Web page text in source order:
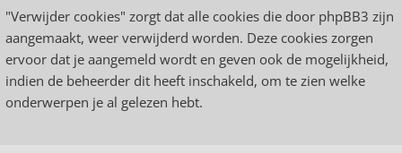
"Verwijder cookies" zorgt dat alle cookies die door phpBB3 zijn
aangemaakt, weer verwijderd worden. Deze cookies zorgen
ervoor dat je aangemeld wordt en geven ook de mogelijkheid,
indien de beheerder dit heeft inschakeld, om te zien welke
onderwerpen je al gelezen hebt.